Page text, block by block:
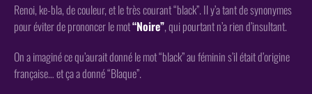
Renoi, ke-bla, de couleur, et le très courant “black”. Il y’a tant de synonymes
pour éviter de prononcer le mot“Noire”, qui pourtant n’a rien d’insultant.
On a imaginé ce qu’aurait donné le mot “black” au féminin s’il était d’origine
française… et ça a donné “Blaque”.